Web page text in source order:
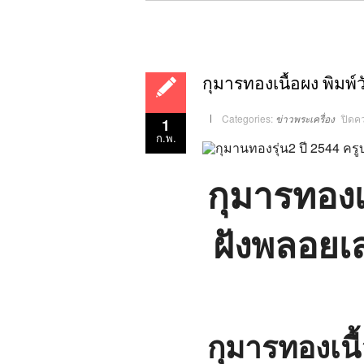
1
ก.พ.
กุมารทองเนื้อผง พิมพ์
Categories: ข่าวพระเครื่อง ปิดค
กุมารทอ
ฝังพลอย
กุมารทองเ